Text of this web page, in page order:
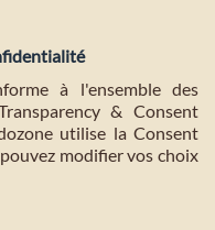
à l'ensemble des
& Consent
utilise la Consent
modifier vos choix